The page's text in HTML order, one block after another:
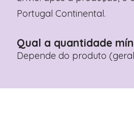
Portugal Continental.
Qual a quantidade
Depende do produto